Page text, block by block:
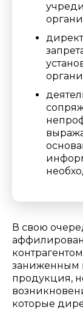
В свою
заниженным
продукция,
которые